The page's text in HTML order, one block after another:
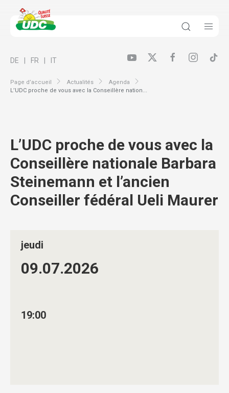
Page d’accueil Actualités
Agenda
L’UDC proche de vous avec la Conseillère nation...
DE FR IT
L’UDC proche de vous avec la
Conseillère nationale Barbara
Steinemann et l’ancien
Conseiller fédéral Ueli Maurer
jeudi
09.07.2026
19:00